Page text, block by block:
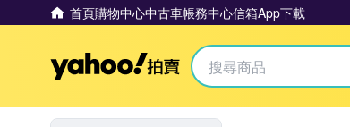
首頁購物中心中古車帳務中心信箱App下載
Yahoo拍賣